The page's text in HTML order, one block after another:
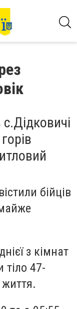
бійців
з кімнат
тіло 47-